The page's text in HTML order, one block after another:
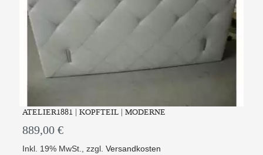
ATELIER1881 | KOPFTEIL | MODERNE
889,00 €
Inkl. 19% MwSt. ,zzgl.Versandkosten